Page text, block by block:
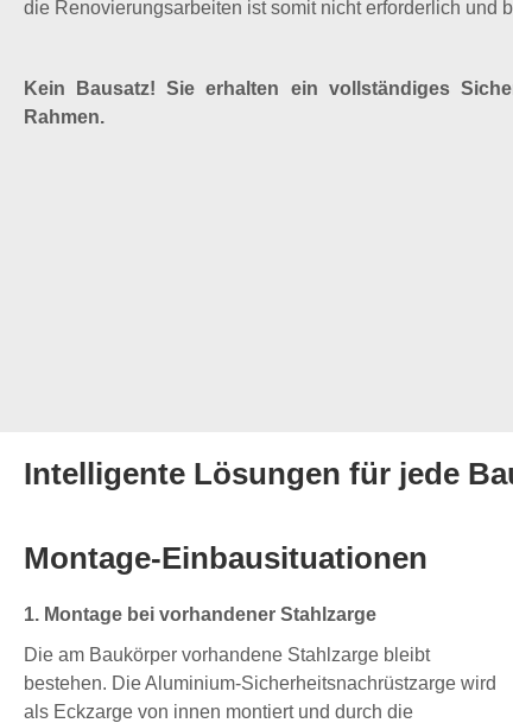
die Renovierungsarbeiten ist somit nicht erforderlich und
Kein Bausatz! Sie erhalten ein vollständiges
Rahmen.
Intelligente Lösungen für jede
Montage-Einbausituationen
1. Montage bei vorhandener Stahlzarge
Die am Baukörper vorhandene Stahlzarge bleibt
bestehen. Die Aluminium-Sicherheitsnachrüstzarge wird
als Eckzarge von innen montiert und durch die